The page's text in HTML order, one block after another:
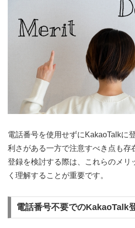
電話番号を使用せずにKakaoTalkに
利さがある一方で注意すべき点も存
登録を検討する際は、これらのメリ
く理解することが重要です。
電話番号不要でのKakaoTalk